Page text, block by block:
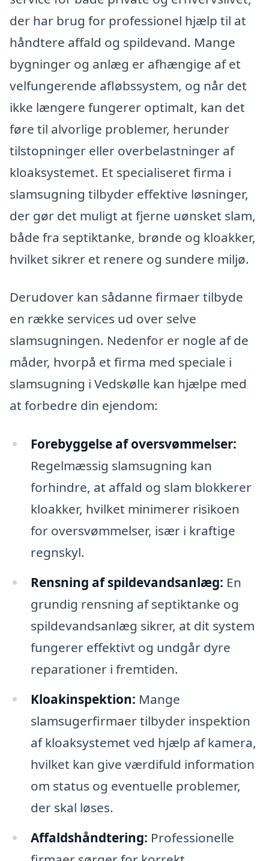
der har brug for professionel hjælp til at
håndtere affald og spildevand. Mange
bygninger og anlæg er afhængige af et
velfungerende afløbssystem, og når det
ikke længere fungerer optimalt, kan det
føre til alvorlige problemer, herunder
tilstopninger eller overbelastninger af
kloaksystemet. Et specialiseret firma i
slamsugning tilbyder effektive løsninger,
der gør det muligt at fjerne uønsket slam,
både fra septiktanke, brønde og kloakker,
hvilket sikrer et renere og sundere miljø.
Derudover kan sådanne firmaer tilbyde
en række services ud over selve
slamsugningen. Nedenfor er nogle af de
måder, hvorpå et firma med speciale i
slamsugning i Vedskølle kan hjælpe med
at forbedre din ejendom:
Forebyggelse af oversvømmelser:
Regelmæssig slamsugning kan
forhindre, at affald og slam blokkerer
kloakker, hvilket minimerer risikoen
for oversvømmelser, især i kraftige
regnskyl.
Rensning af spildevandsanlæg: En
grundig rensning af septiktanke og
spildevandsanlæg sikrer, at dit system
fungerer effektivt og undgår dyre
reparationer i fremtiden.
Kloakinspektion: Mange
slamsugerfirmaer tilbyder inspektion
af kloaksystemet ved hjælp af kamera,
hvilket kan give værdifuld information
om status og eventuelle problemer,
der skal løses.
Affaldshåndtering: Professionelle